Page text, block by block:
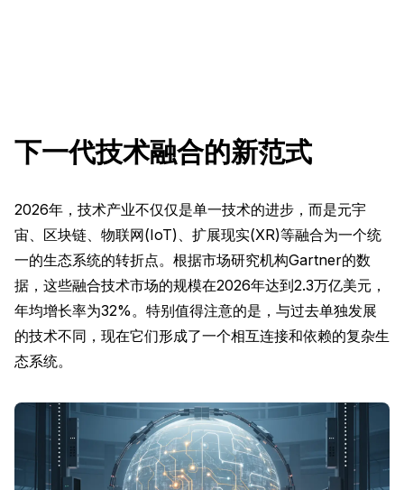
下一代技术融合的新范式
2026年，技术产业不仅仅是单一技术的进步，而是元宇
宙、区块链、物联网(IoT)、扩展现实(XR)等融合为一个统
一的生态系统的转折点。根据市场研究机构Gartner的数
据，这些融合技术市场的规模在2026年达到2.3万亿美元，
年均增长率为32%。特别值得注意的是，与过去单独发展
的技术不同，现在它们形成了一个相互连接和依赖的复杂生
态系统。